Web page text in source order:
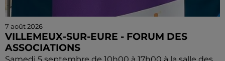
7 août 2026
VILLEMEUX-SUR-EURE - FORUM DES
ASSOCIATIONS
Samedi 5 septembre de 10h00 à 17h00 à la salle des